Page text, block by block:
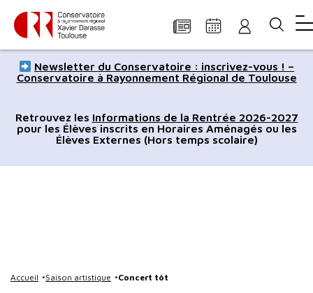
Panneau de gestion des cookies
Aller
au
principal
à
navigation
à
recherche
au
de
page
au
du
site
Newsletter du Conservatoire : inscrivez-vous ! –
Conservatoire à Rayonnement Régional de Toulouse
Retrouvez les Informations de la Rentrée 2026-2027
pour les Élèves inscrits en Horaires Aménagés ou les
Élèves Externes (Hors temps scolaire)
Accueil Saison artistique Concert tôt